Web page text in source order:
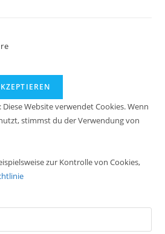
Website verwendet Cookies. Wenn
stimmst du der Verwendung von
zur Kontrolle von Cookies,